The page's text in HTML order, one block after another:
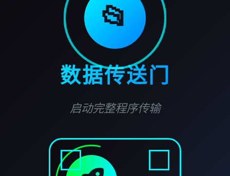
📂
数据传送门
启动完整程序传输